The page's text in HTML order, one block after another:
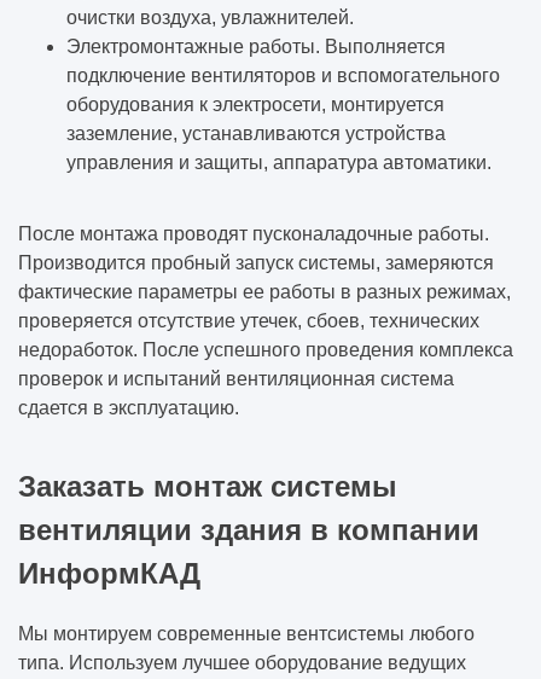
очистки воздуха, увлажнителей.
Электромонтажные работы. Выполняется
подключение вентиляторов и вспомогательного
оборудования к электросети, монтируется
заземление, устанавливаются устройства
управления и защиты, аппаратура автоматики.
После монтажа проводят пусконаладочные работы.
Производится пробный запуск системы, замеряются
фактические параметры ее работы в разных режимах,
проверяется отсутствие утечек, сбоев, технических
недоработок. После успешного проведения комплекса
проверок и испытаний вентиляционная система
сдается в эксплуатацию.
Заказать монтаж системы
вентиляции здания в компании
ИнформКАД
Мы монтируем современные вентсистемы любого
типа. Используем лучшее оборудование ведущих